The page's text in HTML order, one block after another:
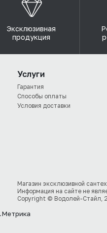
Эксклюзивная
продукция
Услуги
Гарантия
Способы оплаты
Условия доставки
Магазин эксклюзивной
Информация на сайте не
Copyright © Водолей-Стайл,